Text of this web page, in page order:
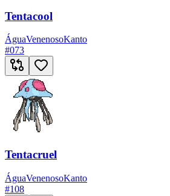
Tentacool
ÁguaVenenosoKanto
#073
Tentacruel
ÁguaVenenosoKanto
#108